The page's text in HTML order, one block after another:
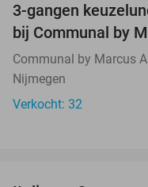
3-gangen
bij Communal by
Communal by Marcus
Nijmegen
Verkocht: 32